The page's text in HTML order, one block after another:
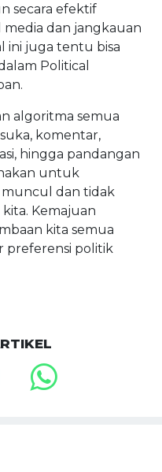
secara efektif
media dan jangkauan
ini juga tentu bisa
Political
algoritma semua
komentar,
hingga pandangan
untuk
dan tidak
Kemajuan
kita semua
preferensi politik